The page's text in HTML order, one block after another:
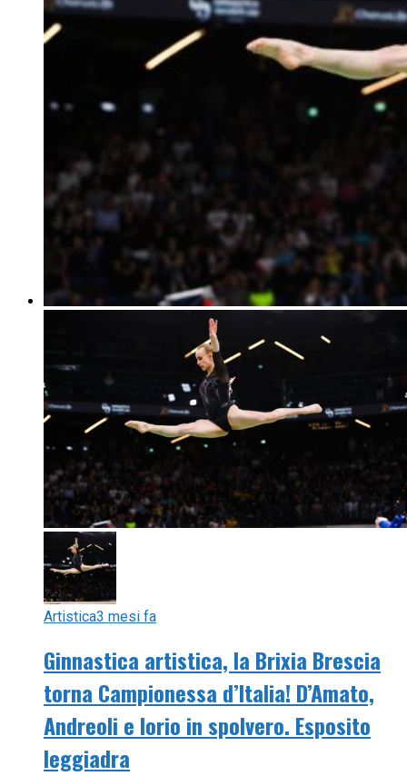
Artistica3 mesi fa
Ginnastica artistica, la Brixia Brescia
torna Campionessa d’Italia! D’Amato,
Andreoli e Iorio in spolvero. Esposito
leggiadra